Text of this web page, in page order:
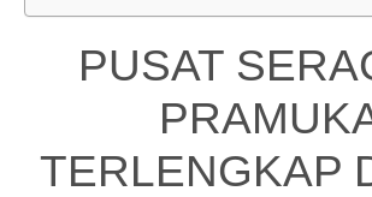
PUSAT
TERLENGKAP